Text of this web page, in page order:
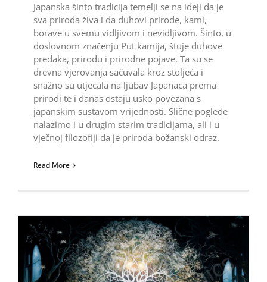
Japanska šinto tradicija temelji se na ideji da je
sva priroda živa i da duhovi prirode, kami,
borave u svemu vidljivom i nevidljivom. Šinto, u
doslovnom značenju Put kamija, štuje duhove
predaka, prirodu i prirodne pojave. Ta su se
drevna vjerovanja sačuvala kroz stoljeća i
snažno su utjecala na ljubav Japanaca prema
prirodi te i danas ostaju usko povezana s
japanskim sustavom vrijednosti. Slične poglede
nalazimo i u drugim starim tradicijama, ali i u
vječnoj filozofiji da je priroda božanski odraz.
Read More